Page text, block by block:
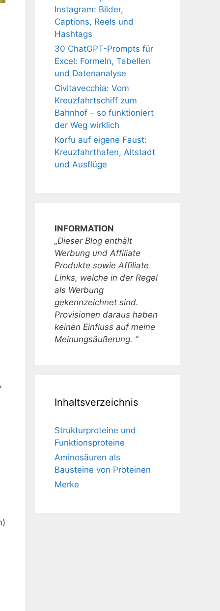
Instagram: Bilder,
Captions, Reels und
Hashtags
30 ChatGPT-Prompts für
Excel: Formeln, Tabellen
und Datenanalyse
Civitavecchia: Vom
Kreuzfahrtschiff zum
Bahnhof – so funktioniert
der Weg wirklich
Korfu auf eigene Faust:
Kreuzfahrthafen, Altstadt
und Ausflüge
INFORMATION
„Dieser Blog enthält
Werbung und Affiliate
Produkte sowie Affiliate
Links, welche in der Regel
als Werbung
gekennzeichnet sind.
Provisionen daraus haben
keinen Einfluss auf meine
Meinungsäußerung. “
Inhaltsverzeichnis
Strukturproteine und
Funktionsproteine
Aminosäuren als
Bausteine von Proteinen
Merke